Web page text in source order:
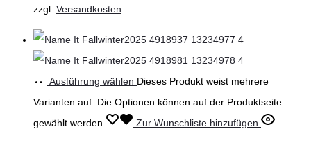
zzgl. Versandkosten
Ausführung wählen Dieses Produkt weist mehrere
Varianten auf. Die Optionen können auf der Produktseite
gewählt werden
Zur Wunschliste hinzufügen